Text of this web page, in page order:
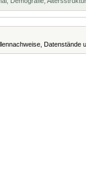
Datenstände